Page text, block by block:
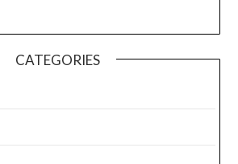
CATEGORIES